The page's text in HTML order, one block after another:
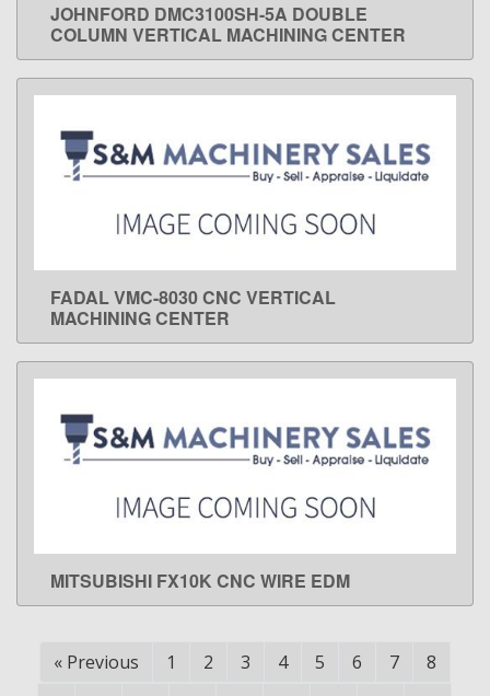
LEARN MORE
JOHNFORD DMC3100SH-5A DOUBLE
COLUMN VERTICAL MACHINING CENTER
LEARN MORE
FADAL VMC-8030 CNC VERTICAL
MACHINING CENTER
LEARN MORE
MITSUBISHI FX10K CNC WIRE EDM
« Previous 1 2 3 4 5 6 7
8